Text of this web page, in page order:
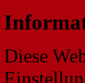
Diese